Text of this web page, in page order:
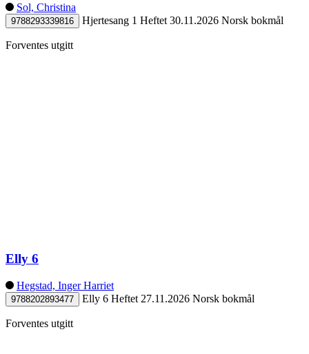
Sol, Christina
9788293339816 Hjertesang 1 Heftet 30.11.2026 Norsk bokmål
Forventes utgitt
Elly 6
Hegstad, Inger Harriet
9788202893477 Elly 6 Heftet 27.11.2026 Norsk bokmål
Forventes utgitt